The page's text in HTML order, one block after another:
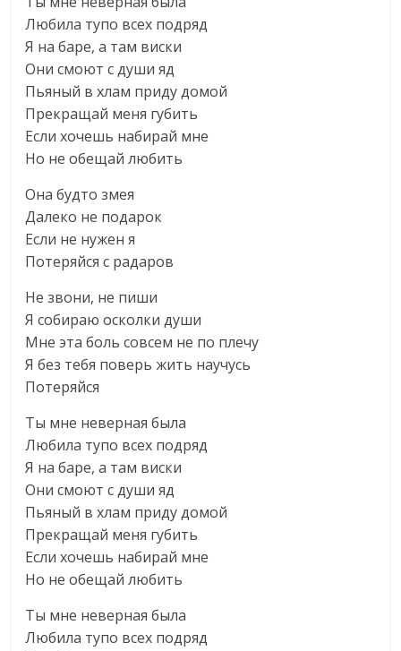
Любила тупо всех подряд
Я на баре, а там виски
Они смоют с души яд
Пьяный в хлам приду домой
Прекращай меня губить
Если хочешь набирай мне
Но не обещай любить
Она будто змея
Далеко не подарок
Если не нужен я
Потеряйся с радаров
Не звони, не пиши
Я собираю осколки души
Мне эта боль совсем не по плечу
Я без тебя поверь жить научусь
Потеряйся
Ты мне неверная была
Любила тупо всех подряд
Я на баре, а там виски
Они смоют с души яд
Пьяный в хлам приду домой
Прекращай меня губить
Если хочешь набирай мне
Но не обещай любить
Ты мне неверная была
Любила тупо всех подряд